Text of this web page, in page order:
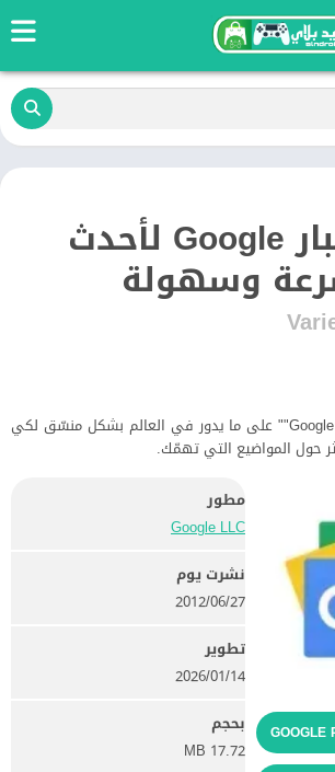
تطبيق أخبار Google لأحدث
وسهولة
يُطلعك التطبيق ""أخبار Google"" على ما يدور في العالم بشكل منسّق لكي
حول المواضيع التي تهمّك.
مطور
Google LLC‏
نشرت يوم
27‏/06‏/2012
تطوير
14‏/01‏/2026
بحجم
17.72 MB